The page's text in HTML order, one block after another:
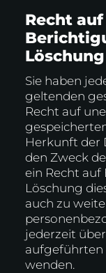
Recht
Löschung
Sie haben
geltenden
Recht auf
Herkunft der
den Zweck
ein Recht
Löschung
auch zu
jederzeit
aufgeführten
wenden.